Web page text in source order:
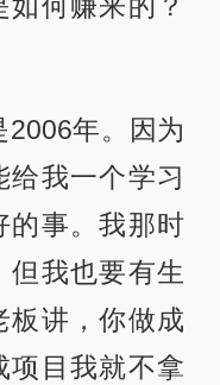
目我就不拿
板当然很高
，很认真工
人打工。很
，反正我是给
。就是因为这
不要认为你是
到底都是在为